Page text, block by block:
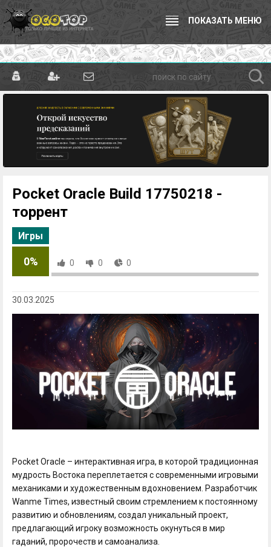
ПОКАЗАТЬ МЕНЮ
Pocket Oracle Build 17750218 -
торрент
Игры
0% 0 0 0
30.03.2025
Pocket Oracle – интерактивная игра, в которой традиционная
мудрость Востока переплетается с современными игровыми
механиками и художественным вдохновением. Разработчик
Wanme Times, известный своим стремлением к постоянному
развитию и обновлениям, создал уникальный проект,
предлагающий игроку возможность окунуться в мир
гаданий, пророчеств и самоанализа.